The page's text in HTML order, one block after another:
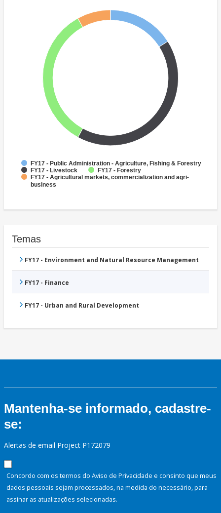
FY17 - Public Administration - Agriculture, Fishing & Forestry
FY17 - Livestock
FY17 - Forestry
FY17 - Agricultural markets, commercialization and agri-
business
Temas
FY17 - Environment and Natural Resource Management
FY17 - Finance
FY17 - Urban and Rural Development
Mantenha-se informado, cadastre-
se:
Alertas de email Project P172079
Concordo com os termos do Aviso de Privacidade e consinto que meus
dados pessoais sejam processados, na medida do necessário, para
assinar as atualizações selecionadas.